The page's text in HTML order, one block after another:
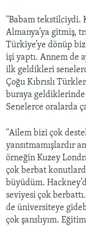
''Babam tekstilciydi.
Almanya’ya gitmiş,
Türkiye’ye dönüp
işi yaptı. Annem de
ilk geldikleri
Çoğu Kıbrıslı
buraya
Senelerce oralarda
''Ailem bizi çok
yansıtmamışlardır
örneğin Kuzey
çok berbat
büyüdüm.
seviyesi çok
de üniversiteye
çok şanslıyım.